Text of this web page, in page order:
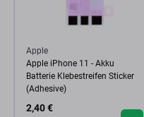
Apple
Apple iPhone 11 - Akku
Batterie Klebestreifen Sticker
(Adhesive)
2,40 €